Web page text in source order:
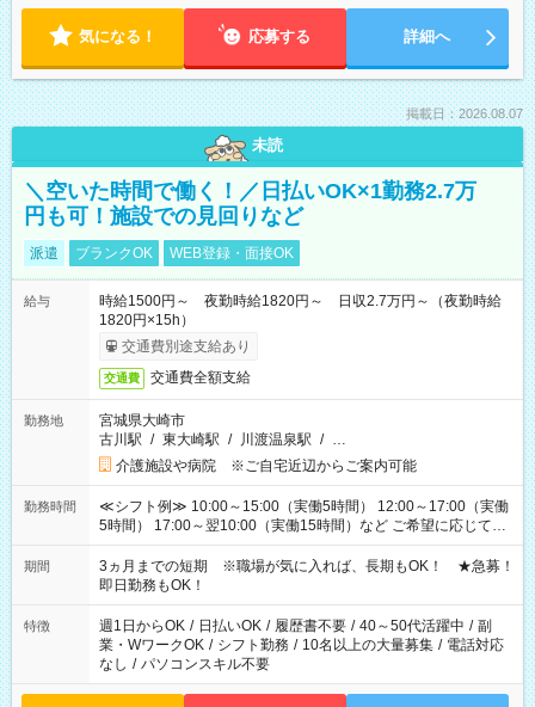
気になる！ 応募する 詳細へ
掲載日：2026.08.07
未読
＼空いた時間で働く！／日払いOK×1勤務2.7万
円も可！施設での見回りなど
派遣 ブランクOK WEB登録・面接OK
給与
時給1500円～ 夜勤時給1820円～ 日収2.7万円～（夜勤時給
1820円×15h）
交通費別途支給あり
交通費 交通費全額支給
勤務地
宮城県大崎市
古川駅 / 東大崎駅 / 川渡温泉駅 / …
介護施設や病院 ※ご自宅近辺からご案内可能
勤務時間
≪シフト例≫ 10:00～15:00（実働5時間） 12:00～17:00（実働
5時間） 17:00～翌10:00（実働15時間）など ご希望に応じて、
働く時間は調整できます！ お気軽に担当へ相談ください！
期間
3ヵ月までの短期 ※職場が気に入れば、長期もOK！ ★急募！
即日勤務もOK！
特徴 週1日からOK / 日払いOK / 履歴書不要 / 40～50代活躍中 / 副
業・WワークOK / シフト勤務 / 10名以上の大量募集 / 電話対応
なし / パソコンスキル不要